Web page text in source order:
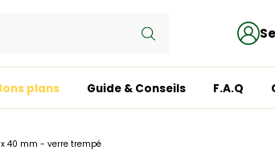
plans Guide & Conseils F.A.Q
x 40 mm - verre trempé